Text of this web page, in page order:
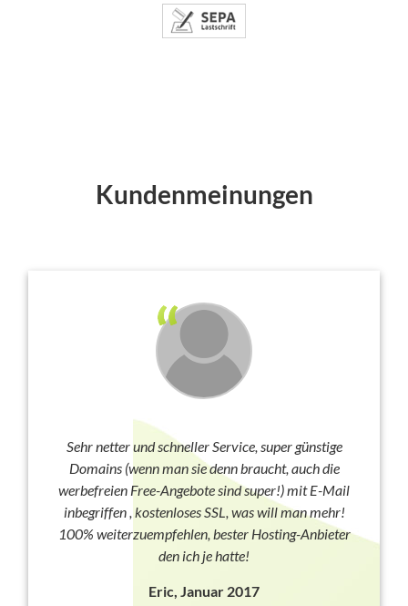
Kundenmeinungen
Sehr netter und schneller Service, super günstige
Domains (wenn man sie denn braucht, auch die
werbefreien Free-Angebote sind super!) mit E-Mail
inbegriffen , kostenloses SSL, was will man mehr!
100% weiterzuempfehlen, bester Hosting-Anbieter
den ich je hatte!
Eric, Januar 2017